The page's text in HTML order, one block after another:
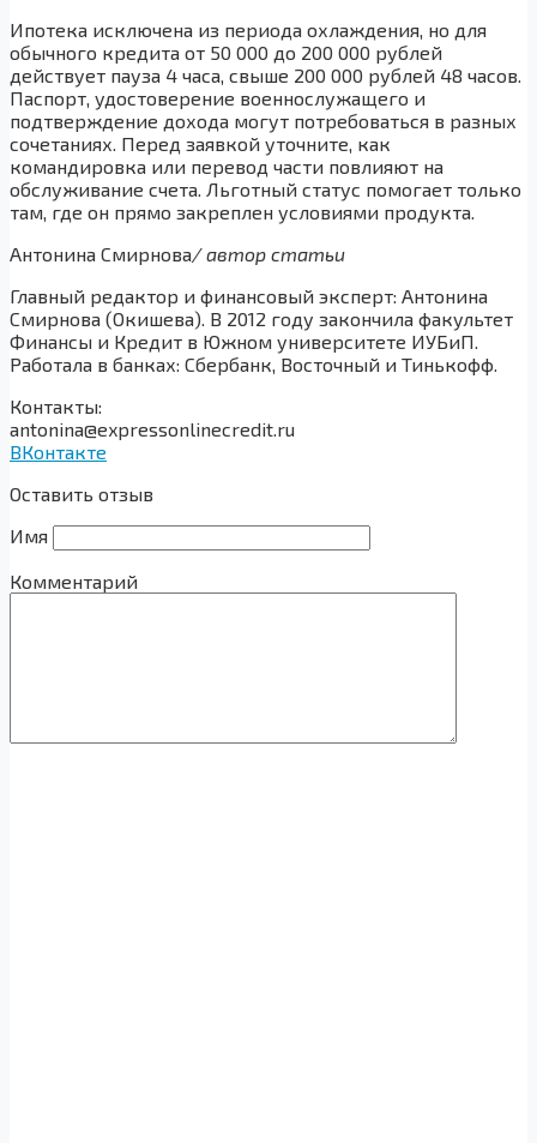
Ипотека исключена из периода охлаждения, но для
обычного кредита от 50 000 до 200 000 рублей
действует пауза 4 часа, свыше 200 000 рублей 48 часов.
Паспорт, удостоверение военнослужащего и
подтверждение дохода могут потребоваться в разных
сочетаниях. Перед заявкой уточните, как
командировка или перевод части повлияют на
обслуживание счета. Льготный статус помогает только
там, где он прямо закреплен условиями продукта.
Антонина Смирнова/ автор статьи
Главный редактор и финансовый эксперт: Антонина
Смирнова (Окишева). В 2012 году закончила факультет
Финансы и Кредит в Южном университете ИУБиП.
Работала в банках: Сбербанк, Восточный и Тинькофф.
Контакты:
antonina@expressonlinecredit.ru
ВКонтакте
Оставить отзыв
Имя
Комментарий